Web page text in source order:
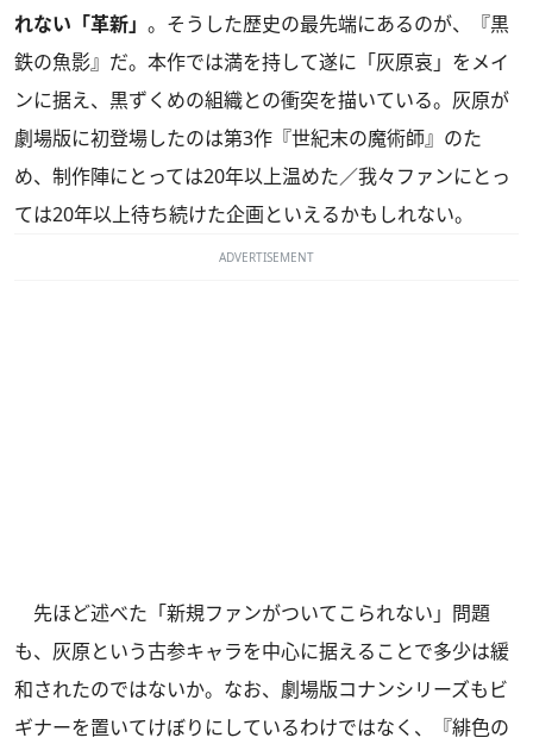
れない「革新」 。そうした歴史の最先端にあるのが、『黒
鉄の魚影』だ。本作では満を持して遂に「灰原哀」をメイ
ンに据え、黒ずくめの組織との衝突を描いている。灰原が
劇場版に初登場したのは第3作『世紀末の魔術師』のた
め、制作陣にとっては20年以上温めた／我々ファンにとっ
ては20年以上待ち続けた企画といえるかもしれない。
ADVERTISEMENT
先ほど述べた「新規ファンがついてこられない」問題
も、灰原という古参キャラを中心に据えることで多少は緩
和されたのではないか。なお、劇場版コナンシリーズもビ
ギナーを置いてけぼりにしているわけではなく、『緋色の